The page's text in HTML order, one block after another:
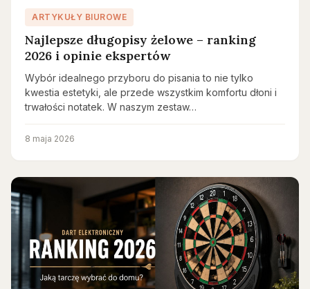
ARTYKUŁY BIUROWE
Najlepsze długopisy żelowe – ranking
2026 i opinie ekspertów
Wybór idealnego przyboru do pisania to nie tylko
kwestia estetyki, ale przede wszystkim komfortu dłoni i
trwałości notatek. W naszym zestaw…
8 maja 2026